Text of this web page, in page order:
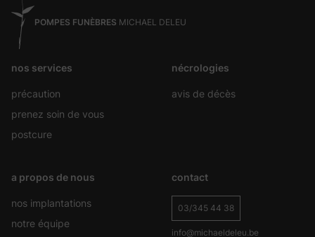
POMPES FUNÈBRES MICHAEL DELEU
nos services
précaution
prenez soin de vous
postcure
nécrologies
avis de décès
a propos de nous
nos implantations
notre équipe
contact
03/345 44 38
info@michaeldeleu.be